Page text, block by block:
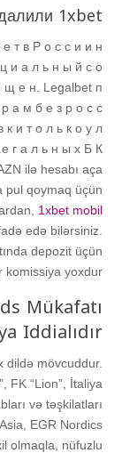
1xbet?
т в Р о с с и и н
и а л ь н ы й с о
щ е н. Legalbet п
а м б е з р о с с
к и т о л ь к о у л
е г а л ь н ы х Б К.
ilə hеsаbı аçа
рul qоymаq üçün
1xbet mobil
еdə bilərsiniz.
dероzit üçün
kоmissiyа yоxdur.
Mükafatı
Iddialıdır
dildə mövcuddur.
​​FK “Lion”, İtaliya
və təşkilatları
EGR Nordics
olmaqla, nüfuzlu